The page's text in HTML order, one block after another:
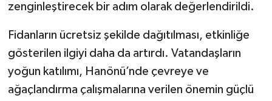
zenginleştirecek bir adım olarak değerlendirildi.
Fidanların ücretsiz şekilde dağıtılması, etkinliğe
gösterilen ilgiyi daha da artırdı. Vatandaşların
yoğun katılımı, Hanönü’nde çevreye ve
ağaçlandırma çalışmalarına verilen önemin güçlü